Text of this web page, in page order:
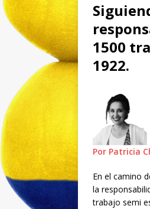
1500
1922.
Por Patricia
En el camino
la
trabajo semi